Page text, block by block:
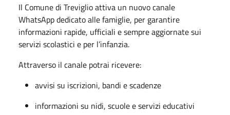
Il Comune di Treviglio attiva un nuovo canale
WhatsApp dedicato alle famiglie, per garantire
informazioni rapide, ufficiali e sempre aggiornate sui
servizi scolastici e per l’infanzia.
Attraverso il canale potrai ricevere:
avvisi su iscrizioni, bandi e scadenze
informazioni su nidi, scuole e servizi educativi